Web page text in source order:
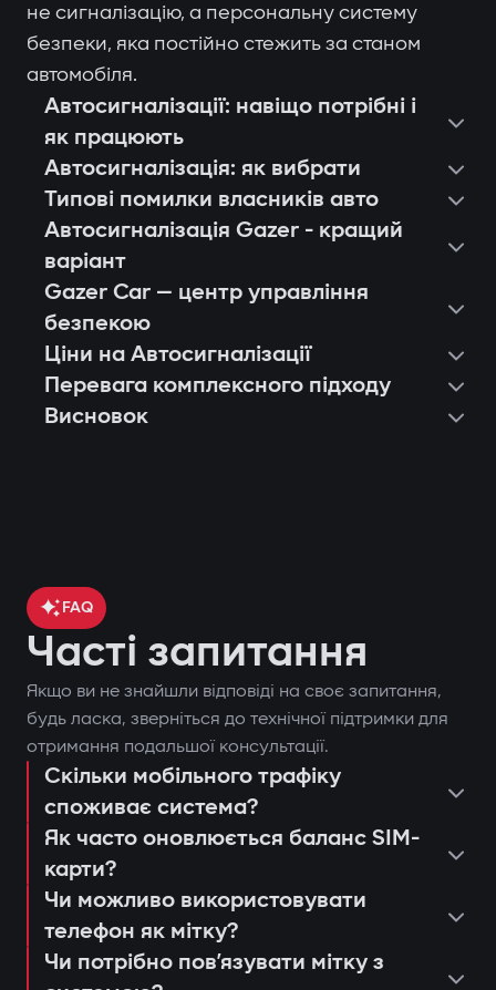
не сигналізацію, а персональну систему
безпеки, яка постійно стежить за станом
автомобіля.
Автосигналізації: навіщо потрібні і
як працюють
контроль місцезнаходження
автомобіля через GPS;
блокування двигуна при спробі
несанкціонованого запуску;
сповіщення через застосунок Gazer
Car;
дистанційний автозапуск двигуна;
ведення журналу подій та спроб
Автосигналізація: як вибрати
Типові помилки власників авто
Автосигналізація Gazer - кращий
варіант
Захист від «електронної вудки»
Використання цифрової мітки з
шифруванням AES128, яку неможливо
Gazer Car — центр управління
безпекою
поставити чи зняти автомобіль з
охорони;
запустити двигун дистанційно;
переглянути останні спрацьовування
або дії системи;
налаштувати push-сповіщення та
Ціни на Автосигналізації
консультація та підбір оптимальної
Перевага комплексного підходу
Висновок
FAQ
Часті запитання
Якщо ви не знайшли відповіді на своє запитання,
будь ласка, зверніться до технічної підтримки для
отримання подальшої консультації.
Скільки мобільного трафіку
споживає система?
Як часто оновлюється баланс SIM-
карти?
Чи можливо використовувати
телефон як мітку?
Чи потрібно повʼязувати мітку з